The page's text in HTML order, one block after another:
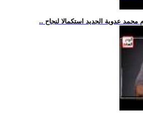
محمد عدوية الجديد استكمالا لنجاح